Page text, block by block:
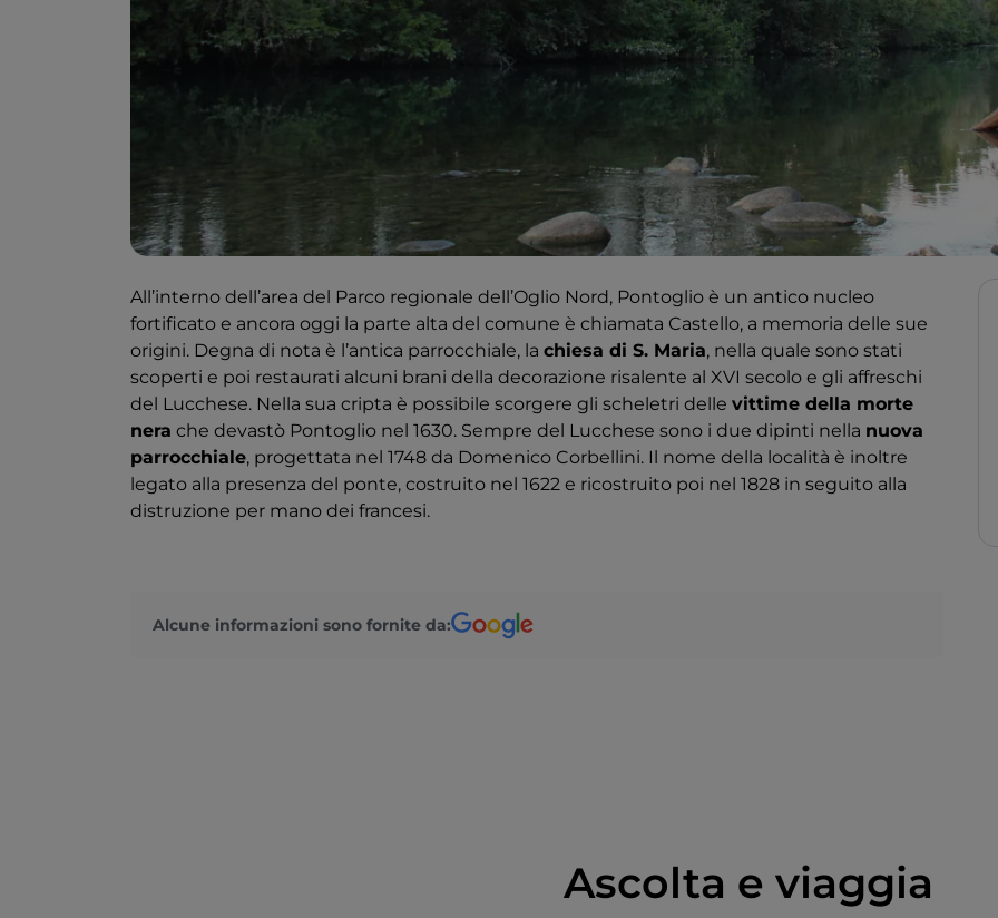
All’interno dell’area del Parco regionale dell’Oglio Nord, Pontoglio è un antico nucleo
fortificato e ancora oggi la parte alta del comune è chiamata Castello, a memoria delle sue
origini. Degna di nota è l’antica parrocchiale, la chiesa di S. Maria, nella quale sono stati
scoperti e poi restaurati alcuni brani della decorazione risalente al XVI secolo e gli affreschi
del Lucchese. Nella sua cripta è possibile scorgere gli scheletri delle vittime della morte
nera che devastò Pontoglio nel 1630. Sempre del Lucchese sono i due dipinti nella nuova
parrocchiale, progettata nel 1748 da Domenico Corbellini. Il nome della località è inoltre
legato alla presenza del ponte, costruito nel 1622 e ricostruito poi nel 1828 in seguito alla
distruzione per mano dei francesi.
Alcune informazioni sono fornite da:
Ascolta e viaggia